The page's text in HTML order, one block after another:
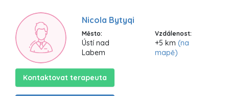
Nicola Bytyqi
Město:
Ústí nad
Labem
Vzdálenost:
+5 km(na
mapě)
Kontaktovat terapeuta